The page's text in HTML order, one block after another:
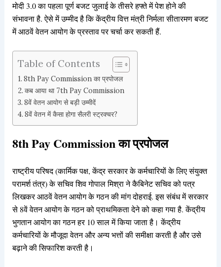
मोदी 3.0 का पहला पूर्ण बजट जुलाई के तीसरे हफ्ते में पेश होने की
संभावना है. ऐसे में उम्मीद है कि केंद्रीय वित्त मंत्री निर्मला सीतारमण बजट
में आठवें वेतन आयोग के प्रस्ताव पर चर्चा कर सकती हैं.
Table of Contents
8th Pay Commission का प्रपोजल
कब आया था 7th Pay Commission
8वें वेतन आयोग से बड़ी उम्मीदें
8वें वेतन में कैसा होगा सैलरी स्ट्रक्चर?
8th Pay Commission का प्रपोजल
राष्ट्रीय परिषद (कार्मिक पक्ष, केंद्र सरकार के कर्मचारियों के लिए संयुक्त
परामर्श तंत्र) के सचिव शिव गोपाल मिश्रा ने कैबिनेट सचिव को पत्र
लिखकर आठवें वेतन आयोग के गठन की मांग दोहराई. इस संबंध में सरकार
से 8वें वेतन आयोग के गठन को प्राथमिकता देने को कहा गया है. केंद्रीय
भुगतान आयोग का गठन हर 10 साल में किया जाता है। केंद्रीय
कर्मचारियों के मौजूदा वेतन और अन्य भत्तों की समीक्षा करती है और उसे
बढ़ाने की सिफारिश करती है।